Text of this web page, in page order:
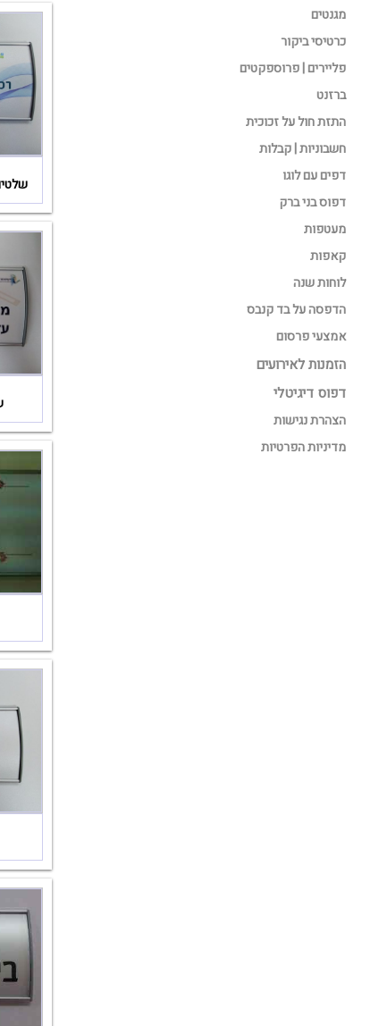
מגנטים
כרטיסי ביקור
פליירים | פרוספקטים
ברזנט
התזת חול על זכוכית
חשבוניות | קבלות
דפים עם לוגו
דפוס בני ברק
מעטפות
קאפות
לוחות שנה
הדפסה על בד קנבס
אמצעי פרסום
הזמנות לאירועים
דפוס דיגיטלי
הצהרת נגישות
מדיניות הפרטיות